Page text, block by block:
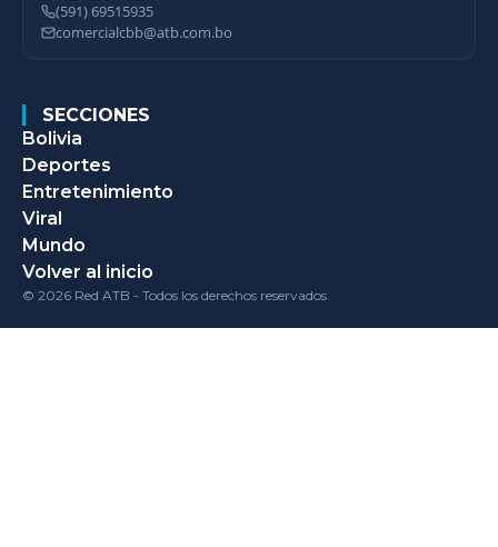
(591) 69515935
comercialcbb@atb.com.bo
SECCIONES
Bolivia
Deportes
Entretenimiento
Viral
Mundo
Volver al inicio
© 2026 Red ATB - Todos los derechos reservados.